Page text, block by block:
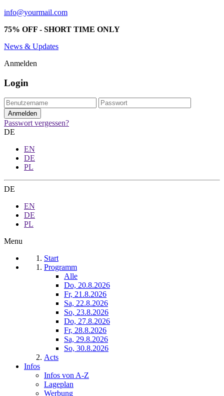
info@yourmail.com
75% OFF - SHORT TIME ONLY
News & Updates
Anmelden
Login
Passwort vergessen?
DE
EN
DE
PL
DE
EN
DE
PL
Menu
Start
Programm
Alle
Do, 20.8.2026
Fr, 21.8.2026
Sa, 22.8.2026
So, 23.8.2026
Do, 27.8.2026
Fr, 28.8.2026
Sa, 29.8.2026
So, 30.8.2026
Acts
Infos
Infos von A-Z
Lageplan
Werbung